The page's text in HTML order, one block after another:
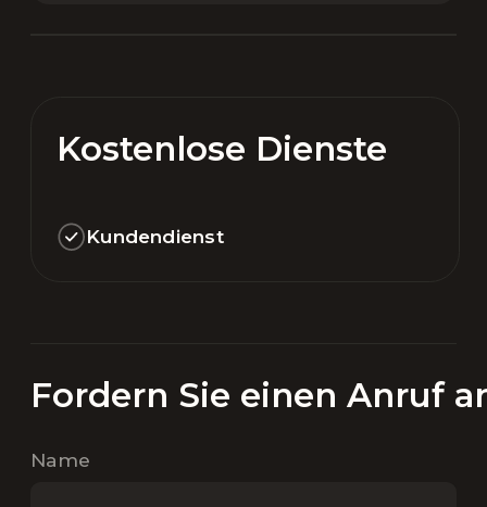
Kostenlose Dienste
Kundendienst
Fordern Sie einen Anruf
Name